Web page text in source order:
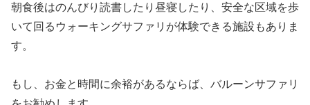
朝食後はのんびり読書したり昼寝したり、安全な区域を歩
いて回るウォーキングサファリが体験できる施設もありま
す。
もし、お金と時間に余裕があるならば、バルーンサファリ